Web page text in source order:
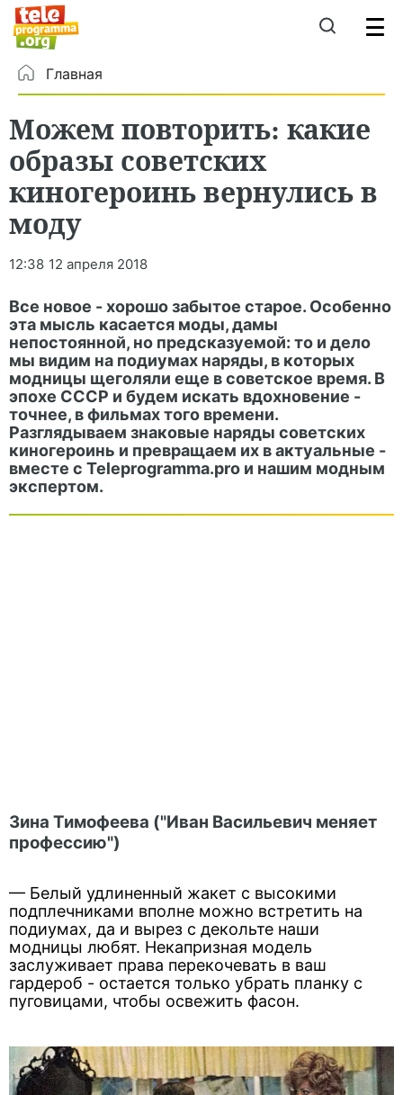
Главная
Можем повторить: какие
образы советских
киногероинь вернулись в
моду
12:38 12 апреля 2018
Все новое - хорошо забытое старое. Особенно
эта мысль касается моды, дамы
непостоянной, но предсказуемой: то и дело
мы видим на подиумах наряды, в которых
модницы щеголяли еще в советское время. В
эпохе СССР и будем искать вдохновение -
точнее, в фильмах того времени.
Разглядываем знаковые наряды советских
киногероинь и превращаем их в актуальные -
вместе с Teleprogramma.pro и нашим модным
экспертом.
Зина Тимофеева ("Иван Васильевич меняет
профессию")
— Белый удлиненный жакет с высокими
подплечниками вполне можно встретить на
подиумах, да и вырез с декольте наши
модницы любят. Некапризная модель
заслуживает права перекочевать в ваш
гардероб - остается только убрать планку с
пуговицами, чтобы освежить фасон.